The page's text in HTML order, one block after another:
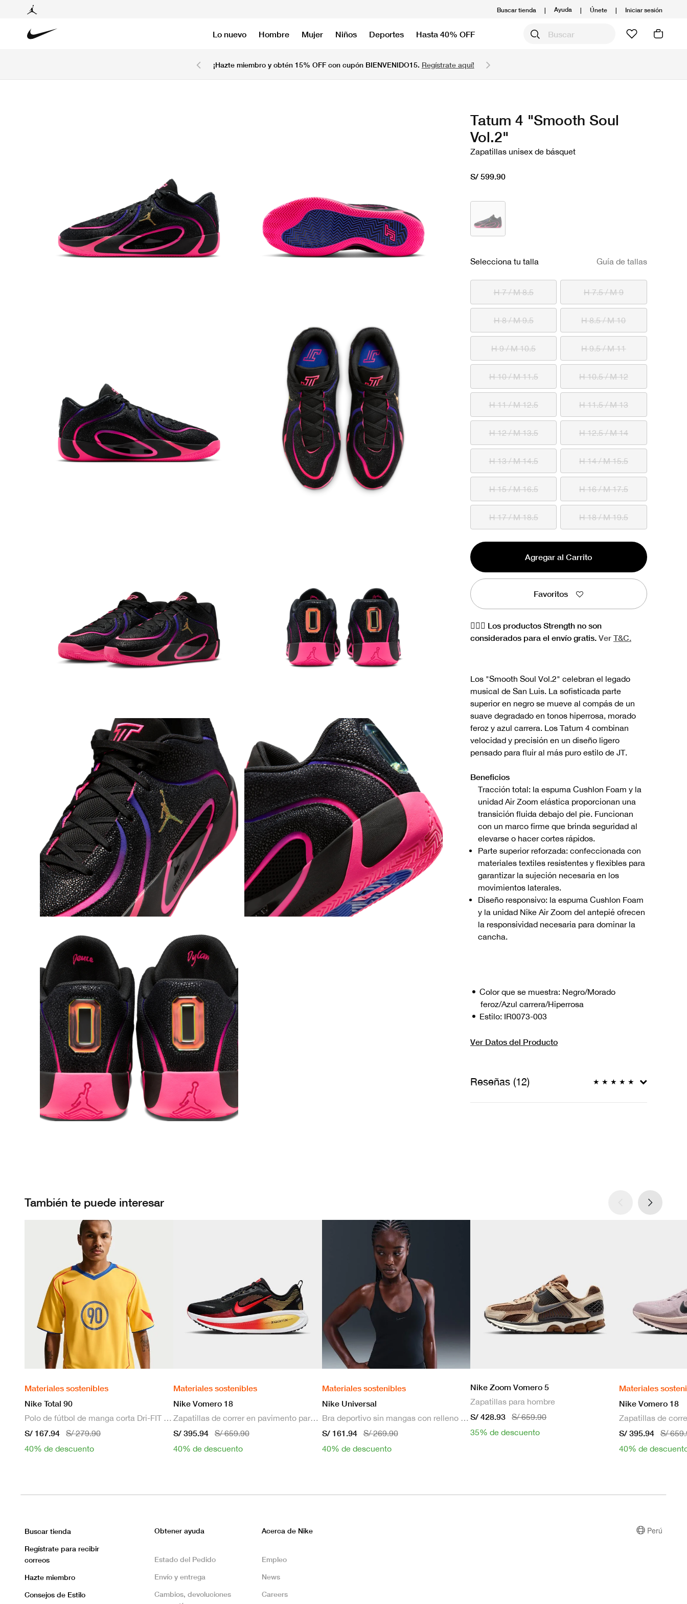
Buscar tienda | Ayuda | Únete | Iniciar sesión
Lo nuevo Hombre Mujer Niños Deportes Hasta 40% OFF
¡Hazte miembro y obtén 15% OFF con cupón BIENVENIDO15. Regístrate aquí!
Tatum 4 "Smooth Soul
Vol.2"
Zapatillas unisex de básquet
S/ 599.90
Selecciona tu talla Guía de tallas
H 7 / M 8.5 H 7.5 / M 9
H 8 / M 9.5 H 8.5 / M 10
H 9 / M 10.5 H 9.5 / M 11
H 10 / M 11.5 H 10.5 / M 12
H 11 / M 12.5 H 11.5 / M 13
H 12 / M 13.5 H 12.5 / M 14
H 13 / M 14.5 H 14 / M 15.5
H 15 / M 16.5 H 16 / M 17.5
H 17 / M 18.5 H 18 / M 19.5
Agregar al Carrito
Favoritos
🏋🏻‍♀️ Los productos Strength no son
considerados para el envío gratis. Ver T&C.
Los "Smooth Soul Vol.2" celebran el legado
musical de San Luis. La sofisticada parte
superior en negro se mueve al compás de un
suave degradado en tonos hiperrosa, morado
feroz y azul carrera. Los Tatum 4 combinan
velocidad y precisión en un diseño ligero
pensado para fluir al más puro estilo de JT.
Beneficios
Tracción total: la espuma Cushlon Foam y la
unidad Air Zoom elástica proporcionan una
transición fluida debajo del pie. Funcionan
con un marco firme que brinda seguridad al
elevarse o hacer cortes rápidos.
Parte superior reforzada: confeccionada con
materiales textiles resistentes y flexibles para
garantizar la sujeción necesaria en los
movimientos laterales.
Diseño responsivo: la espuma Cushlon Foam
y la unidad Nike Air Zoom del antepié ofrecen
la responsividad necesaria para dominar la
cancha.
Color que se muestra: Negro/Morado
feroz/Azul carrera/Hiperrosa
Estilo: IR0073-003
Ver Datos del Producto
Reseñas (12) ★ ★ ★ ★ ★
También te puede interesar
Materiales sostenibles
Nike Total 90
Polo de fútbol de manga corta Dri-FIT para hombre
S/ 167.94
S/ 279.90
40% de descuento
Materiales sostenibles
Nike Vomero 18
Zapatillas de correr en pavimento para hombre
S/ 395.94
S/ 659.90
40% de descuento
Materiales sostenibles
Nike Universal
Bra deportivo sin mangas con relleno de sujeción media para mujer
S/ 161.94
S/ 269.90
40% de descuento
Nike Zoom Vomero 5
Zapatillas para hombre
S/ 428.93
S/ 659.90
35% de descuento
Materiales
Nike Vomero 18
S/ 395.94
S/
40% de
Buscar tienda
Regístrate para recibir
correos
Hazte miembro
Consejos de Estilo
Obtener ayuda
Estado del Pedido
Envío y entrega
Cambios, devoluciones
Acerca de Nike
Empleo
News
Careers
Perú